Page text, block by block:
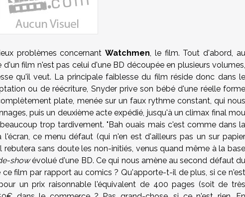
problèmes concernantWatchmen, le film. Tout d'abord, au
film n'est pas celui d'une BD découpée en plusieurs volumes,
qu'il veut. La principale faiblesse du film réside donc dans le
ou de réécriture, Snyder prive son bébé d'une réelle forme
plate, menée sur un faux rythme constant, qui nous
puis un deuxième acte expédié, jusqu'à un climax final mou
trop tardivement. "Bah ouais mais c'est comme dans la
l'écran, ce menu défaut (qui n'en est d'ailleurs pas un sur papier
sans doute les non-initiés, venus quand même à la base
showévolué d'une BD. Ce qui nous amène au second défaut du
film par rapport au comics ? Qu'apporte-t-il de plus, si ce n'est
un prix raisonnable l'équivalent de 400 pages (soit de très